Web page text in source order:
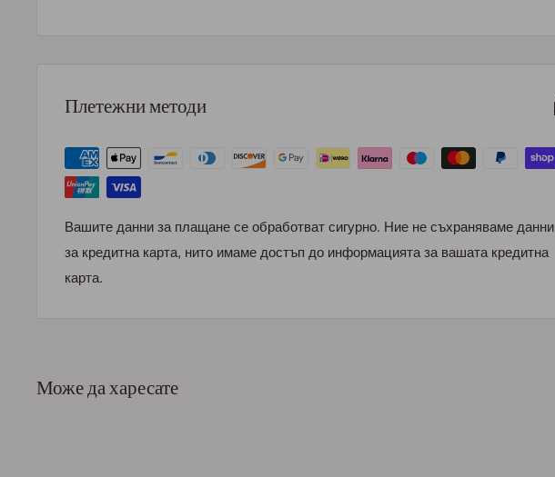
Плетежни методи
Вашите данни за плащане се обработват сигурно. Ние не съхраняваме данни
за кредитна карта, нито имаме достъп до информацията за вашата кредитна
карта.
Може да харесате